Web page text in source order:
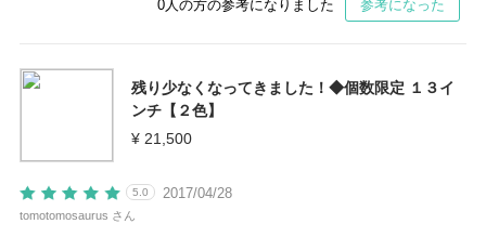
0 人の方の参考になりました 参考になった
残り少なくなってきました！◆個数限定 １３イ
ンチ【２色】
¥ 21,500
2017/04/28
5.0
tomotomosaurus さん